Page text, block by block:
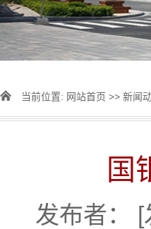
当前位置: 网站首页 >> 新闻
国
发布者： [